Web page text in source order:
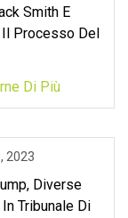
Smith E
Il Processo Del
Di Più
2023
Diverse
Tribunale Di